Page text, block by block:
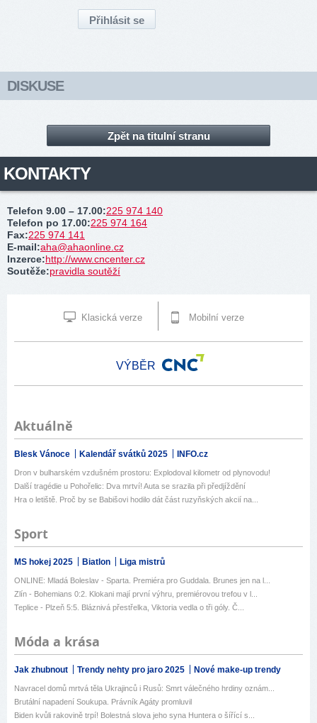
DISKUSE
Zpět na titulní stranu
KONTAKTY
Telefon 9.00 – 17.00:225 974 140
Telefon po 17.00:225 974 164
Fax:225 974 141
E-mail:aha@ahaonline.cz
Inzerce:http://www.cncenter.cz
Soutěže:pravidla soutěží
Klasická verze Mobilní verze
VÝBĚR
Aktuálně
Blesk Vánoce Kalendář svátků 2025 INFO.cz
Dron v bulharském vzdušném prostoru: Explodoval kilometr od plynovodu!
Další tragédie u Pohořelic: Dva mrtví! Auta se srazila při předjíždění
Hra o letiště. Proč by se Babišovi hodilo dát část ruzyňských akcií na...
Sport
MS hokej 2025 Biatlon Liga mistrů
ONLINE: Mladá Boleslav - Sparta. Premiéra pro Guddala. Brunes jen na l...
Zlín - Bohemians 0:2. Klokani mají první výhru, premiérovou trefou v l...
Teplice - Plzeň 5:5. Bláznivá přestřelka, Viktoria vedla o tři góly. Č...
Móda a krása
Jak zhubnout Trendy nehty pro jaro 2025 Nové make-up trendy
Navracel domů mrtvá těla Ukrajinců i Rusů: Smrt válečného hrdiny oznám...
Brutální napadení Soukupa. Právník Agáty promluvil
Biden kvůli rakovině trpí! Bolestná slova jeho syna Huntera o šířící s...